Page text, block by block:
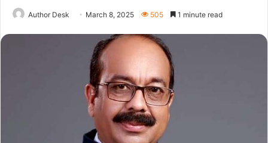
Author Desk March 8, 2025 505 1 minute read